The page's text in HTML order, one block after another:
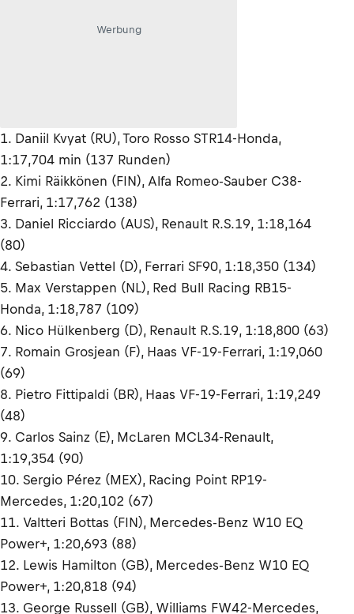
Werbung
1. Daniil Kvyat (RU), Toro Rosso STR14-Honda,
1:17,704 min (137 Runden)
2. Kimi Räikkönen (FIN), Alfa Romeo-Sauber C38-
Ferrari, 1:17,762 (138)
3. Daniel Ricciardo (AUS), Renault R.S.19, 1:18,164
(80)
4. Sebastian Vettel (D), Ferrari SF90, 1:18,350 (134)
5. Max Verstappen (NL), Red Bull Racing RB15-
Honda, 1:18,787 (109)
6. Nico Hülkenberg (D), Renault R.S.19, 1:18,800 (63)
7. Romain Grosjean (F), Haas VF-19-Ferrari, 1:19,060
(69)
8. Pietro Fittipaldi (BR), Haas VF-19-Ferrari, 1:19,249
(48)
9. Carlos Sainz (E), McLaren MCL34-Renault,
1:19,354 (90)
10. Sergio Pérez (MEX), Racing Point RP19-
Mercedes, 1:20,102 (67)
11. Valtteri Bottas (FIN), Mercedes-Benz W10 EQ
Power+, 1:20,693 (88)
12. Lewis Hamilton (GB), Mercedes-Benz W10 EQ
Power+, 1:20,818 (94)
13. George Russell (GB), Williams FW42-Mercedes,